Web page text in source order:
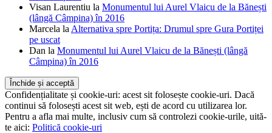
Visan Laurentiu la Monumentul lui Aurel Vlaicu de la Bănești
(lângă Câmpina) în 2016
Marcela laAlternativa spre Portița: Drumul spre Gura Portiței
pe uscat
Dan la Monumentul lui Aurel Vlaicu de la Bănești (lângă
Câmpina) în 2016
Confidențialitate și cookie-uri: acest sit folosește cookie-uri. Dacă
continui să folosești acest sit web, ești de acord cu utilizarea lor.
Pentru a afla mai multe, inclusiv cum să controlezi cookie-urile, uită-
te aici: Politică cookie-uri